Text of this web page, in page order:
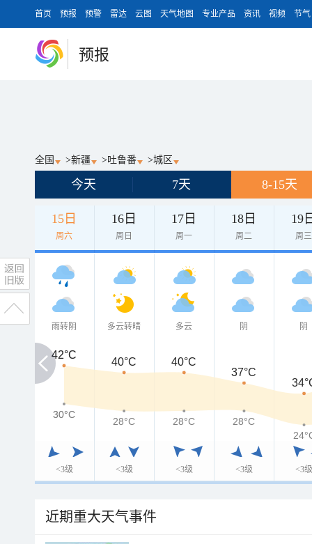
首页 预报 预警 雷达 云图 天气地图 专业产品 资讯 视频 节气
预报
全国 >新疆 >吐鲁番 >城区
今天 7天 8-15天
15日
周六
16日
周日
17日
周一
18日
周二
19
周三
雨转阴
<3级
多云转晴
<3级
多云
<3级
阴
<3级
阴
<3级
42°C
42°C
40°C
40°C
37°C
30°C
30°C
28°C 28°C
28°C
近期重大天气事件